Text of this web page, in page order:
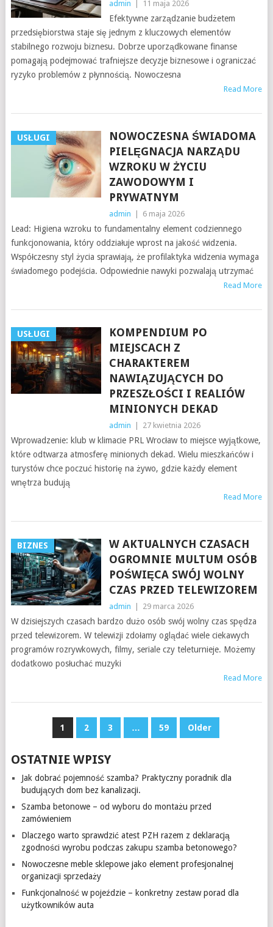
admin 11 maja 2026
Efektywne zarządzanie budżetem
przedsiębiorstwa staje się jednym z kluczowych elementów
stabilnego rozwoju biznesu. Dobrze uporządkowane finanse
pomagają podejmować trafniejsze decyzje biznesowe i ograniczać
ryzyko problemów z płynnością. Nowoczesna
Read More
USŁUGI
NOWOCZESNA ŚWIADOMA
PIELĘGNACJA NARZĄDU
WZROKU W ŻYCIU
ZAWODOWYM I
PRYWATNYM
admin 6 maja 2026
Lead: Higiena wzroku to fundamentalny element codziennego
funkcjonowania, który oddziałuje wprost na jakość widzenia.
Współczesny styl życia sprawiają, że profilaktyka widzenia wymaga
świadomego podejścia. Odpowiednie nawyki pozwalają utrzymać
Read More
USŁUGI
KOMPENDIUM PO
MIEJSCACH Z
CHARAKTEREM
NAWIĄZUJĄCYCH DO
PRZESZŁOŚCI I REALIÓW
MINIONYCH DEKAD
admin 27 kwietnia 2026
Wprowadzenie: klub w klimacie PRL Wrocław to miejsce wyjątkowe,
które odtwarza atmosferę minionych dekad. Wielu mieszkańców i
turystów chce poczuć historię na żywo, gdzie każdy element
wnętrza budują
Read More
BIZNES
W AKTUALNYCH CZASACH
OGROMNIE MULTUM OSÓB
POŚWIĘCA SWÓJ WOLNY
CZAS PRZED TELEWIZOREM
admin 29 marca 2026
W dzisiejszych czasach bardzo dużo osób swój wolny czas spędza
przed telewizorem. W telewizji zdołamy oglądać wiele ciekawych
programów rozrywkowych, filmy, seriale czy teleturnieje. Możemy
dodatkowo posłuchać muzyki
Read More
NAWIGACJA
WPISACH
1 2 3 … 59 Older
OSTATNIE WPISY
Jak dobrać pojemność szamba? Praktyczny poradnik dla
budujących dom bez kanalizacji.
Szamba betonowe – od wyboru do montażu przed
zamówieniem
Dlaczego warto sprawdzić atest PZH razem z deklaracją
zgodności wyrobu podczas zakupu szamba betonowego?
Nowoczesne meble sklepowe jako element profesjonalnej
organizacji sprzedaży
Funkcjonalność w pojeździe – konkretny zestaw porad dla
użytkowników auta